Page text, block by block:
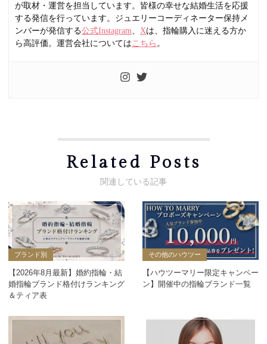
が取材・運営を担当しています。皆様の幸せな結婚生活を応援
する発信を行っています。ジュエリーコーディネーター保持メ
ンバーが発信する公式Instagram Xは、指輪購入に迷える方か
ら高評価。運営会社については こちら 。
Related Posts
ブランド別
【2026年8月最新】婚約指輪・結
婚指輪ブランド格付けランキング
＆ティア表
その他のハウツー
【ハウツーマリー限定キャンペー
ン】開催中の指輪ブランド一覧